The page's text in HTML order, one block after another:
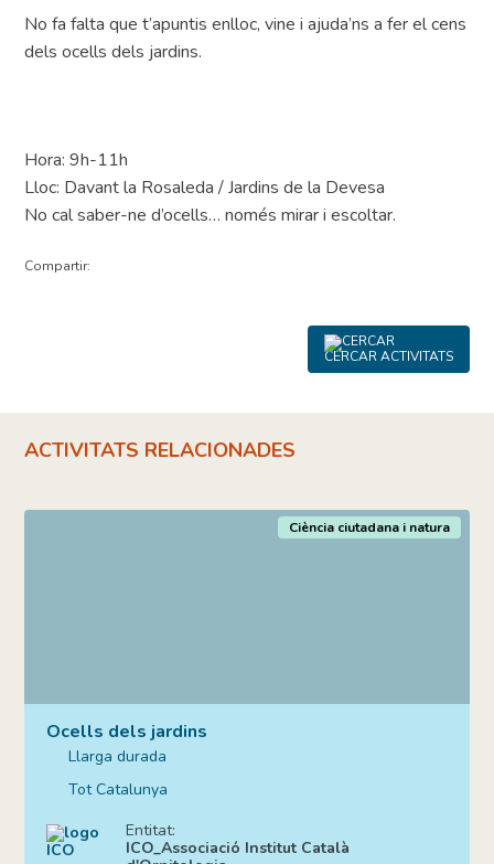
No fa falta que t’apuntis enlloc, vine i ajuda’ns a fer el cens
dels ocells dels jardins.
Hora: 9h-11h
Lloc: Davant la Rosaleda / Jardins de la Devesa
No cal saber-ne d’ocells… només mirar i escoltar.
Compartir:
CERCAR ACTIVITATS
ACTIVITATS RELACIONADES
Ocells dels jardins
Llarga durada
Tot Catalunya
Ciència ciutadana i natura
Entitat:
ICO_Associació Institut Català